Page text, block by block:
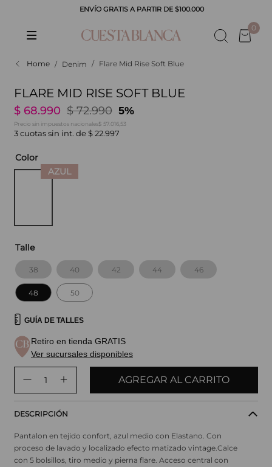
ENVÍO GRATIS A PARTIR DE $100.000
0
Denim Flare Mid Rise Soft Blue
FLARE MID RISE SOFT BLUE
$ 68.990 $ 72.990 5%
Precio sin impuestos nacionales$ 57.016,53
3 cuotas sin int. de $ 22.997
Color
Talle
38 40 42 44 46
48 50
GUÍA DE TALLES
Retiro en tienda GRATIS
Ver sucursales disponibles
AGREGAR AL CARRITO
DESCRIPCIÓN
Pantalon en tejido confort, azul medio con Elastano. Con
proceso de lavado y localizado efecto matizado vintage.Calce
con 5 bolsillos, tiro medio y pierna flare. Acceso central con